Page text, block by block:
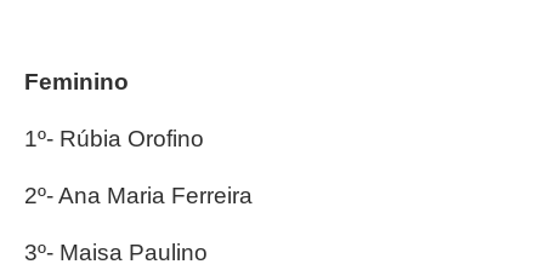
Feminino
1º- Rúbia Orofino
2º- Ana Maria Ferreira
3º- Maisa Paulino